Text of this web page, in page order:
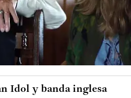
Idol y banda inglesa